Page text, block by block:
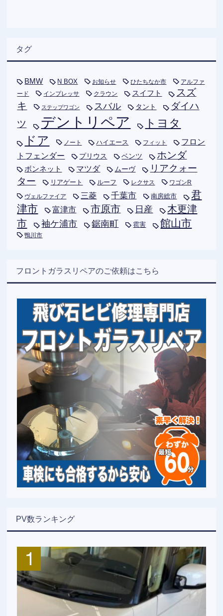
タグ
BMW N BOX お知らせ ひたちなか市
アルファ
ード
インプレッサ クラウン スイフト
スズ
キ
ステップワゴン スバル タント
ダイハ
ツ
デントリペア
トヨタ
ドア
ノート ハイエース フィット
フロン
トフェンダー
プリウス ベンツ ホンダ
ボンネット マツダ ムーヴ
リアクォー
ター
リアゲート ルーフ レクサス ワゴンR
ヴェルファイア 三菱 千葉市 南房総市
君
津市
富津市 市原市 日産
木更津
市
袖ケ浦市 鋸南町 雹害 館山市
鴨川市
フロントガラスリペアのご依頼はこちら
PV数ランキング